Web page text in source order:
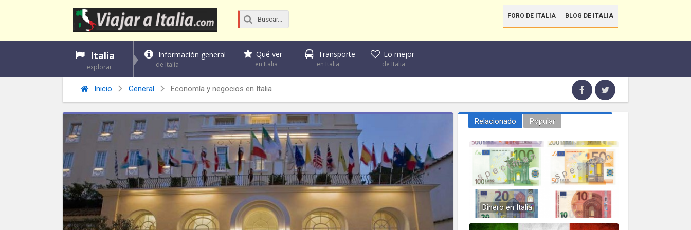
FORO DE ITALIA BLOG DE ITALIA
Italia
explorar
Información general
de Italia
Qué ver
en Italia
Transporte
en Italia
Lo mejor
de Italia
Inicio General Economía y negocios en Italia
Relacionado Popular
Dinero en Italia